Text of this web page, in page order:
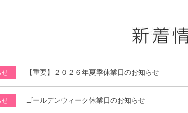
せ 【重要】２０２６年夏季休業日のお知らせ
せ ゴールデンウィーク休業日のお知らせ